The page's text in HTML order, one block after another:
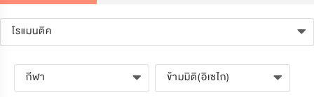
โรแมนติค
กีฬา ข้ามมิติ(อิเซไก)